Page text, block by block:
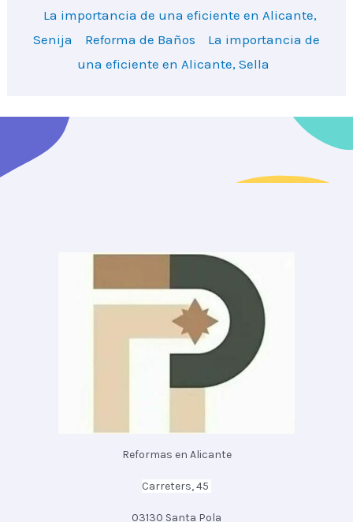
La importancia de una eficiente en Alicante,
Senija
Reforma de Baños
La importancia de
una eficiente en Alicante, Sella
Reformas en Alicante
Carreters, 45
03130 Santa Pola